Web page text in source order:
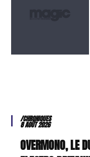
/CHRONIQUES
8 AOÛT 2026
OVERMONO, LE